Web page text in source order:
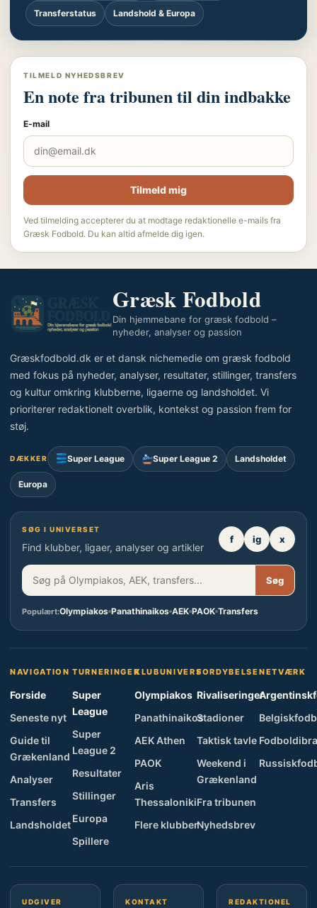
Transferstatus Landshold & Europa
TILMELD NYHEDSBREV
En note fra tribunen til din indbakke
E-mail
Tilmeld mig
Ved tilmelding accepterer du at modtage redaktionelle e-mails fra
Græsk Fodbold. Du kan altid afmelde dig igen.
Græsk Fodbold
Din hjemmebane for græsk fodbold –
nyheder, analyser og passion
Græskfodbold.dk er et dansk nichemedie om græsk fodbold
med fokus på nyheder, analyser, resultater, stillinger, transfers
og kultur omkring klubberne, ligaerne og landsholdet. Vi
prioriterer redaktionelt overblik, kontekst og passion frem for
støj.
DÆKKER Super League Super League 2 Landsholdet
Europa
SØG I UNIVERSET
Find klubber, ligaer, analyser og artikler
f ig x
Søg
Populært:Olympiakos Panathinaikos AEK PAOK Transfers
NAVIGATION
Forside
Seneste nyt
Guide til
Grækenland
Analyser
Transfers
Landsholdet
TURNERINGER
Super
League
Super
League 2
Resultater
Stillinger
Europa
Spillere
KLUBUNIVERS
Olympiakos
Panathinaikos
AEK Athen
PAOK
Aris
Thessaloniki
Flere klubber
FORDYBELSE
Rivaliseringer
Stadioner
Taktisk tavle
Weekend i
Grækenland
Fra tribunen
Nyhedsbrev
NETVÆRK
UDGIVER KONTAKT
REDAKTIONEL